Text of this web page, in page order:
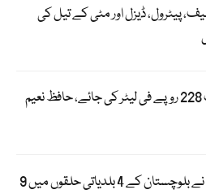
پیٹرول، ڈیزل اور مٹی کے تیل کی
پیٹرول کی قیمت 228 روپے فی لیٹر کی جائے، حافظ نعیم
الیکشن کمیشن نے بلوچستان کے 4 بلدیاتی حلقوں میں 9